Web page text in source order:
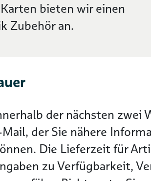
bieten wir einen
Zubehör an.
der nächsten zwei
der Sie nähere
Die Lieferzeit für
zu Verfügbarkeit,